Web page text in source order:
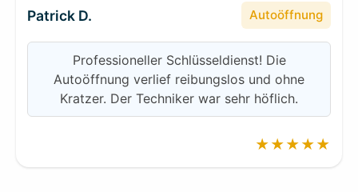
Patrick D. Autoöffnung
Professioneller Schlüsseldienst! Die
Autoöffnung verlief reibungslos und ohne
Kratzer. Der Techniker war sehr höflich.
★★★★★